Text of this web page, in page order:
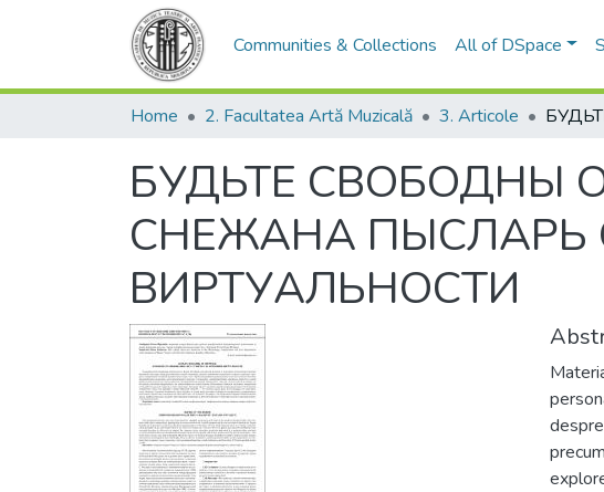
Communities & Collections All of DSpace
Home 2. Facultatea Artă Muzicală 3. Articole
БУДЬТЕ СВОБОДНЫ
СНЕЖАНА ПЫСЛАРЬ
ВИРТУАЛЬНОСТИ